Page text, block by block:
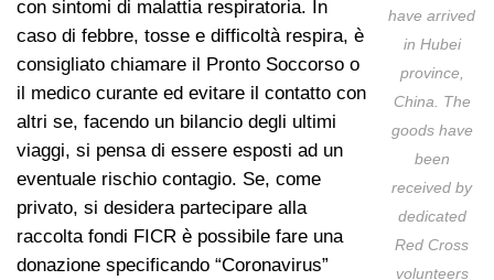
have arrived
in Hubei
province,
China. The
goods have
been
received by
dedicated
Red Cross
volunteers
con sintomi di malattia respiratoria. In
caso di febbre, tosse e difficoltà respira, è
consigliato chiamare il Pronto Soccorso o
il medico curante ed evitare il contatto con
altri se, facendo un bilancio degli ultimi
viaggi, si pensa di essere esposti ad un
eventuale rischio contagio. Se, come
privato, si desidera partecipare alla
raccolta fondi FICR è possibile fare una
donazione specificando “Coronavirus”